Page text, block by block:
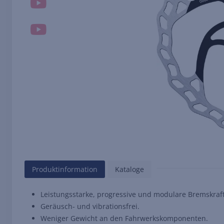
Produktinformation Kataloge
Leistungsstarke, progressive und modulare
Geräusch- und vibrationsfrei.
Weniger Gewicht an den Fahrwerkskomponenten.